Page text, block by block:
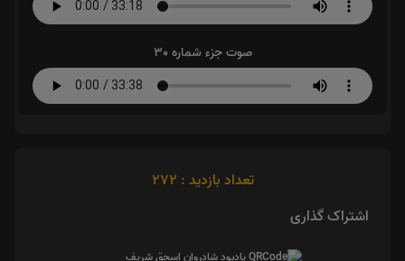
صوت جزء شماره 30
تعداد بازدید : 272
اشتراک گذاری